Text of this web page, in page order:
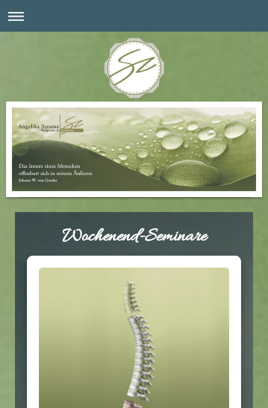
Wochenend-Seminare